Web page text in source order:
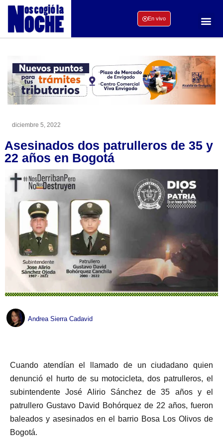
En vivo
diciembre 5, 2022
Asesinados dos patrulleros de 35 y
22 años en Bogotá
Andrea Sierra Cadavid
Cuando atendían el llamado de un ciudadano quien
denunció el hurto de su motocicleta, dos patrulleros, el
subintendente José Alirio Sánchez de 35 años y el
patrullero Gustavo David Bohórquez de 22 años, fueron
baleados y asesinados en el barrio Bosa Los Olivos de
Bogotá.